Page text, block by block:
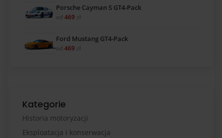
Porsche Cayman S GT4-Pack
od 469 zł
Ford Mustang GT4-Pack
od 469 zł
Kategorie
Historia motoryzacji
Eksploatacja i konserwacja